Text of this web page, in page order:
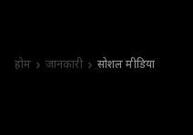
होम जानकारी सोशल मीडिया